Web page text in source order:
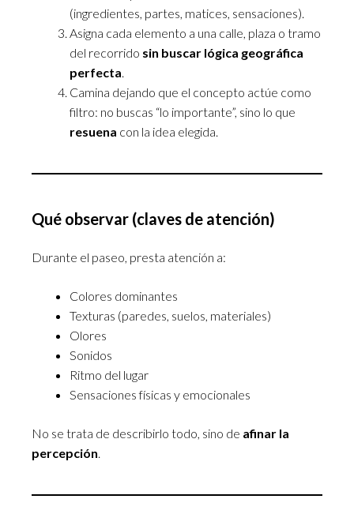
(ingredientes, partes, matices, sensaciones).
Asigna cada elemento a una calle, plaza o tramo
del recorrido sin buscar lógica geográfica
perfecta.
Camina dejando que el concepto actúe como
filtro: no buscas “lo importante”, sino lo que
resuena con la idea elegida.
Qué observar (claves de atención)
Durante el paseo, presta atención a:
Colores dominantes
Texturas (paredes, suelos, materiales)
Olores
Sonidos
Ritmo del lugar
Sensaciones físicas y emocionales
No se trata de describirlo todo, sino de afinar la
percepción.